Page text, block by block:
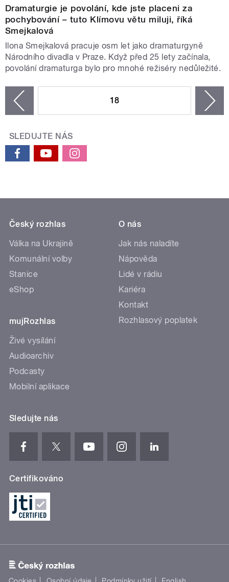
Dramaturgie je povolání, kde jste placeni za
pochybování – tuto Klímovu větu miluji, říká
Smejkalová
Ilona Smejkalová pracuje osm let jako dramaturgyně
Národního divadla v Praze. Když před 25 lety začínala,
povolání dramaturga bylo pro mnohé režiséry nedůležité.
18
SLEDUJTE NÁS
Český rozhlas
Válka na Ukrajině
Komunální volby
Stanice
eShop
mujRozhlas
Živé vysílání
Audioarchiv
Podcasty
Mobilní aplikace
O nás
Jak nás naladíte
Nápověda
Lidé v rádiu
Kariéra
Kontakt
Rozhlasový poplatek
Sledujte nás
Certifikováno